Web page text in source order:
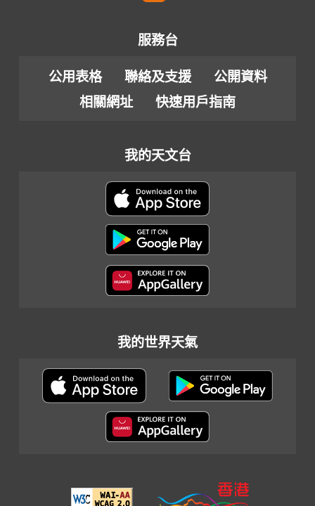
服務台
公用表格 聯絡及支援
公開資料
相關網址
快速用戶指南
我的天文台
我的世界天氣